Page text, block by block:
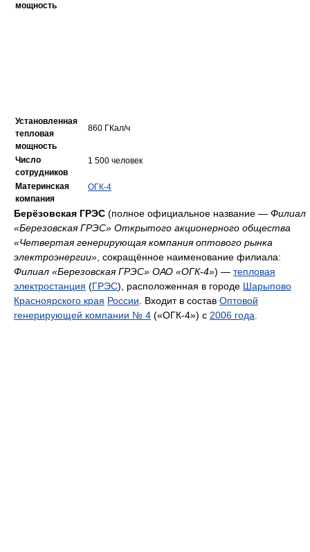
мощность
Установленная
тепловая
мощность
860 ГКал/ч
Число
сотрудников
1 500 человек
Материнская
компания
ОГК-4
Берёзовская ГРЭС (полное официальное название — Филиал
«Березовская ГРЭС» Открытого акционерного общества
«Четвертая генерирующая компания оптового рынка
электроэнергии» , сокращённое наименование филиала:
Филиал «Березовская ГРЭС» ОАО «ОГК-4») — тепловая
электростанция (ГРЭС), расположенная в городе Шарыпово
Красноярского края России . Входит в состав Оптовой
генерирующей компании № 4 («ОГК-4») с 2006 года